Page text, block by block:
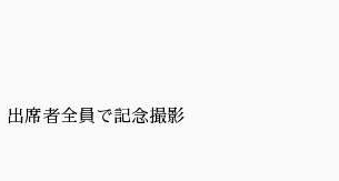
出席者全員で記念撮影